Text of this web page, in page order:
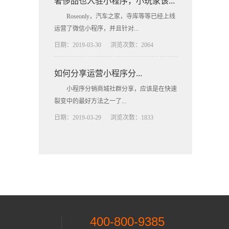
Roseonly，汽车之家，寺库等等已经上线
运营了微信小程序，并且针对...
日期：2019-03-30 浏览次数：2064
如何分享运营小程序分...
小程序分销商城社群分享，应该是在快速
裂变中的最好方法之一了...
日期：2019-03-29 浏览次数：1833
400-800-9385